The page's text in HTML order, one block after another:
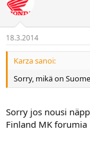
18.3.2014
Karza sanoi:
Sorry, mikä on
Sorry jos nousi
Finland MK forumia